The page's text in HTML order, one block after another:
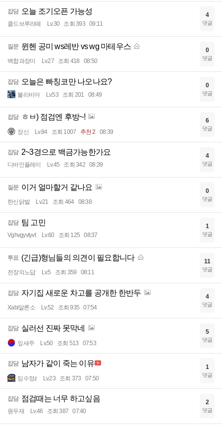
잡담 오늘 조기오픈 가능성
콜드브루라떼 Lv.30 조회 393 09:11
4
댓글
질문 뮌헨 공미 ws레반 vs wg 마테우스
백합과장미 Lv.27 조회 418 08:50
0
댓글
잡담 오늘은 빠칭코만 나오나요?
볼리비아 Lv.53 조회 201 08:49
0
댓글
잡담 ㅎㅂ) 점검엔 후방~!
장신 Lv.84 조회 1007 추천 2 08:39
6
댓글
잡담 2~3경으로 백금가능한가요
디바인플레이 Lv.45 조회 342 08:39
4
댓글
질문 이거 얼마할거 같나요
한신닭발 Lv.21 조회 464 08:38
0
댓글
잡담 팀 고민
Vghvgyvtyvt Lv.60 조회 125 08:37
1
댓글
투표 (긴급)형님들의 의견이 필요합니다
전장의노답 Lv.5 조회 359 08:11
11
댓글
잡담 자기집 새로운 차고를 공개한 한반두
Xabi알론소 Lv.52 조회 935 07:54
4
댓글
잡담 실러선 진짜 못막네
잎새주 Lv.50 조회 513 07:53
5
댓글
잡담 남자가 같이 죽는 이유
임수정z Lv.23 조회 373 07:50
1
댓글
잡담 점검때는 너무 하고싶음
원두재 Lv.46 조회 387 07:40
2
댓글